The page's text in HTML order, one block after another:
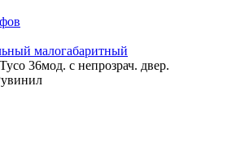
малогабаритный
36мод. с непрозрач. двер.